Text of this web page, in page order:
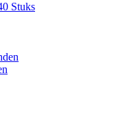
Stuks